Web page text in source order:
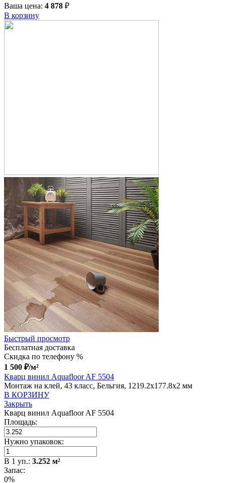
Ваша цена: 4 878 ₽
В корзину
Быстрый просмотр
Бесплатная доставка
Скидка по телефону %
1 500 ₽/м²
Кварц винил Aquafloor AF 5504
Монтаж на клей, 43 класс, Бельгия, 1219.2x177.8x2 мм
В КОРЗИНУ
Закрыть
Кварц винил Aquafloor AF 5504
Площадь:
Нужно упаковок:
В 1 уп.: 3.252 м²
Запас:
0%